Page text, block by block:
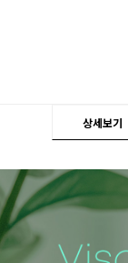
상세보기